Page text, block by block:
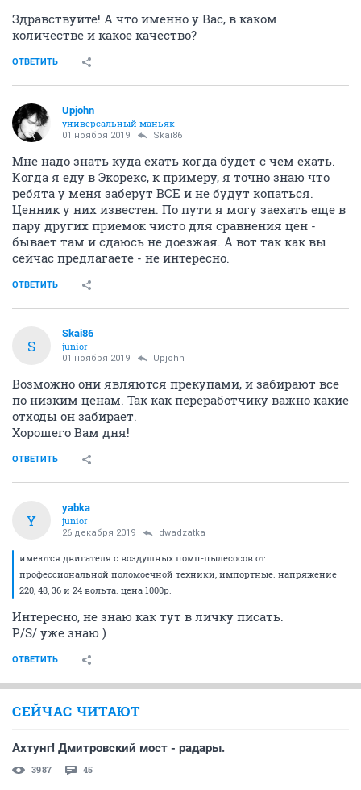
НГС.Форум Дом Стройка Ремонт Оборудование
Доска объявлений
776471 882
1 ... 30 31 32 33 34 35 36
П
junior
17 октября 2019 SOL
Продам электрорубанок Интерскол, б/у один раз, с
доками, 2000₽, 8и983и1389074
Показать спойлер
Skai86
30 октября 2019
Дорого, на постоянной основе покупаю ВСЕ